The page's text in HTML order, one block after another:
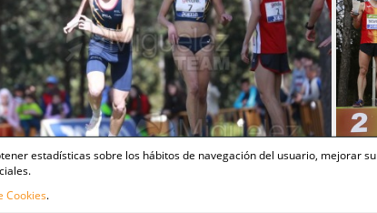
estadísticas sobre los hábitos de navegación del usuario, mejorar su
Cookies.